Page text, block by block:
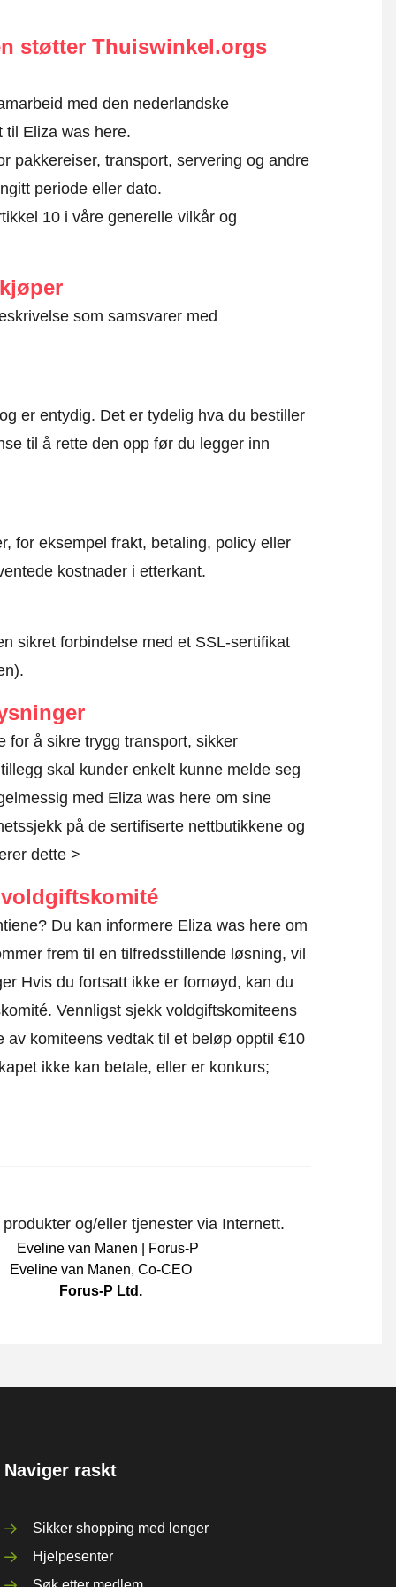
støtter Thuiswinkel.orgs
med den nederlandske
til Eliza was here.
pakkereiser, transport, servering og andre
periode eller dato.
10 i våre generelle vilkår og
som samsvarer med
er entydig. Det er tydelig hva du bestiller
til å rette den opp før du legger inn
for eksempel frakt, betaling, policy eller
kostnader i etterkant.
sikret forbindelse med et SSL-sertifikat
for å sikre trygg transport, sikker
skal kunder enkelt kunne melde seg
med Eliza was here om sine
på de sertifiserte nettbutikkene og
dette >
Du kan informere Eliza was here om
frem til en tilfredsstillende løsning, vil
Hvis du fortsatt ikke er fornøyd, kan du
Vennligst sjekk voldgiftskomiteens
komiteens vedtak til et beløp opptil €10
ikke kan betale, eller er konkurs;
og/eller tjenester via Internett.
Eveline van Manen, Co-CEO
Forus-P Ltd.
Naviger raskt
Sikker shopping med lenger
Hjelpesenter